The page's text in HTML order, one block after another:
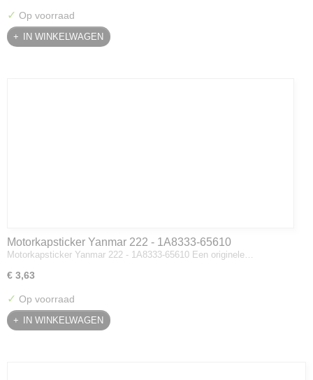
✓ Op voorraad
IN WINKELWAGEN
Motorkapsticker Yanmar 222 - 1A8333-65610
Motorkapsticker Yanmar 222 - 1A8333-65610 Een originele…
€ 3,63
✓ Op voorraad
IN WINKELWAGEN